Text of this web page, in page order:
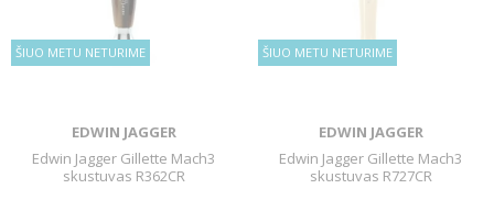
ŠIUO METU NETURIME
EDWIN JAGGER
Edwin Jagger Gillette Mach3
skustuvas R362CR
ŠIUO METU NETURIME
EDWIN JAGGER
Edwin Jagger Gillette Mach3
skustuvas R727CR